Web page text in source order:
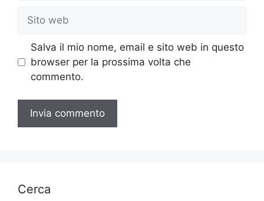
Sito
web
Salva il mio nome, email e sito web in questo
browser per la prossima volta che
commento.
Cerca